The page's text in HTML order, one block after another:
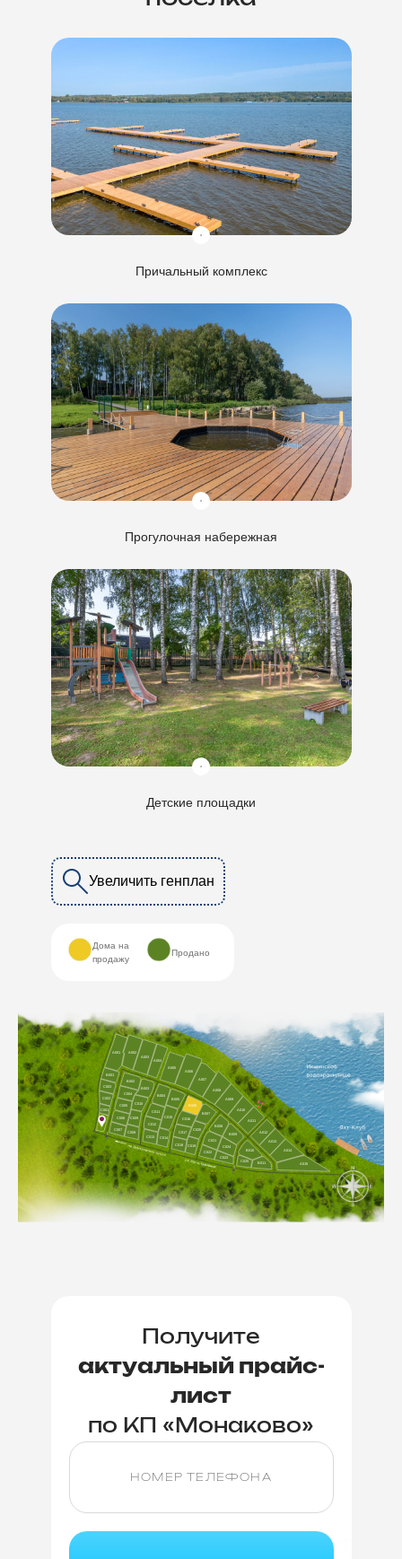
Причальный комплекс
Прогулочная набережная
Детские площадки
Увеличить генплан
Дома на
продажу
Продано
A001 A002
A003
A004
A005
A006
A007
A008
A009
A010
A011
A012
A013
A014
A015
B001
B002
B003
B004
B006
B007
B008
B009
B010
B011
C001
C002
C003
C004
C005
C006
C007
C008
C009
C010
C011
C012
C013 C014
C015 C016
C017
C018 C019
C020
C021
C022
C023
C024
C025
Получите
актуальный прайс-
лист
по КП «Монаково»